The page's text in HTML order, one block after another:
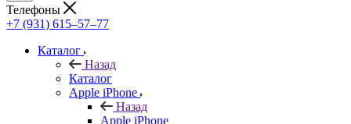
Телефоны
+7 (931) 615‒57‒77
Каталог
Назад
Каталог
Apple iPhone
Назад
Apple iPhone